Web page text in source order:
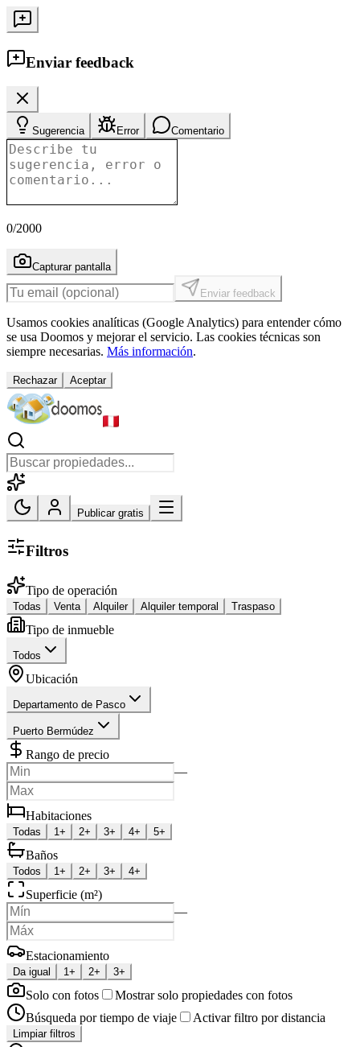
Enviar feedback
Sugerencia Error Comentario
0/2000
Capturar pantalla
Enviar feedback
Usamos cookies analíticas (Google Analytics) para entender cómo
se usa Doomos y mejorar el servicio. Las cookies técnicas son
siempre necesarias. Más información.
Rechazar Aceptar
Publicar gratis
Filtros
Tipo de operación
Todas Venta Alquiler Alquiler temporal Traspaso
Tipo de inmueble
Todos
Ubicación
Departamento de Pasco
Puerto Bermúdez
Rango de precio
—
Habitaciones
Todas 1+ 2+ 3+ 4+ 5+
Baños
Todos 1+ 2+ 3+ 4+
Superficie (m²)
—
Estacionamiento
Da igual 1+ 2+ 3+
Solo con fotos
Mostrar solo propiedades con fotos
Búsqueda por tiempo de viaje
Activar filtro por distancia
Limpiar filtros